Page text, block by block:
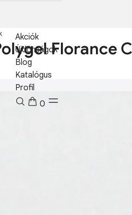
Akciók
Újdonságok
Blog
Katalógus
Profil
0
Florance